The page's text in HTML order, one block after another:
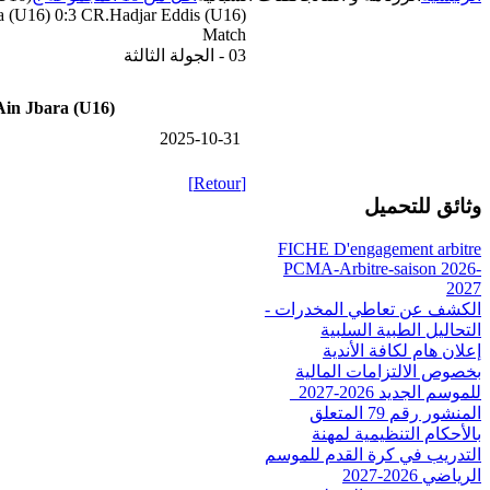
(U16) 0:3 CR.Hadjar Eddis (U16)
Match
03 - الجولة الثالثة
Jbara (U16)
2025-10-31
[Retour]
وثائق للتحميل
FICHE D'engagement arbitre
PCMA-Arbitre-saison 2026-
2027
الكشف عن تعاطي المخدرات -
التحاليل الطبية السلبية
إعلان هام لكافة الأندية
بخصوص الالتزامات المالية
للموسم الجديد 2026-2027_
المنشور رقم 79 المتعلق
بالأحكام التنظيمية لمهنة
التدريب في كرة القدم للموسم
الرياضي 2026-2027